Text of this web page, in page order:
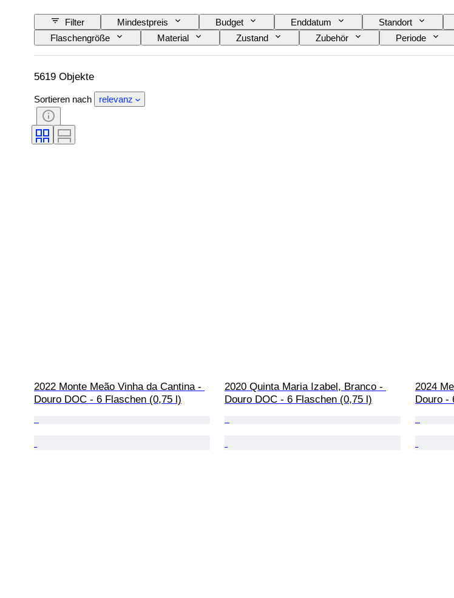
Filter Mindestpreis Budget Enddatum Standort
Flaschengröße
Material Zustand Zubehör Periode
Wein-Appellation / Klassifizierung
Wein Füllstand Weinklassifizierung
5619 Objekte
Sortieren nach relevanz
2022 Monte Meão Vinha da Cantina -
Douro DOC - 6 Flaschen (0,75 l)
2020 Quinta Maria Izabel, Branco -
Douro DOC - 6 Flaschen (0,75 l)
2024
Douro -